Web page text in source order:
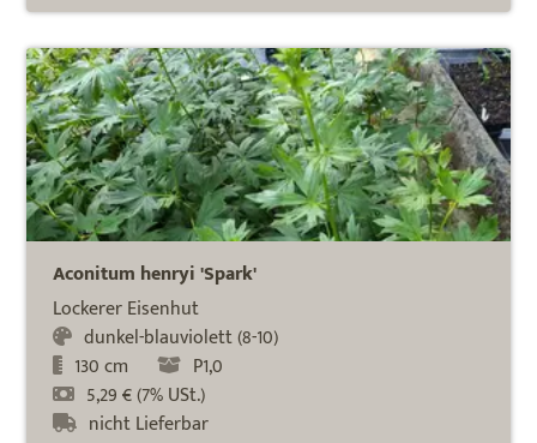
Aconitum henryi 'Spark'
Lockerer Eisenhut
dunkel-blauviolett (8-10)
130 cm
P1,0
5,29 € (7% USt.)
nicht Lieferbar